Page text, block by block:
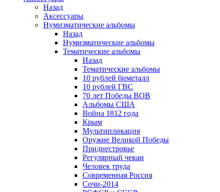
Назад
Аксессуары
Нумизматические альбомы
Назад
Нумизматические альбомы
Тематические альбомы
Назад
Тематические альбомы
10 рублей биметалл
10 рублей ГВС
70 лет Победы ВОВ
Альбомы США
Война 1812 года
Крым
Мультипликация
Оружие Великой Победы
Приднестровье
Регулярный чекан
Человек труда
Современная Россия
Сочи-2014